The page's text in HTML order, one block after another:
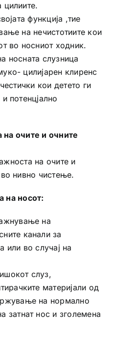
цилиите.
функција ,тие
на нечистотиите кои
во носниот ходник.
носната слузница
цилијарен клиренс
кои детето ги
потенцјално
очите и очните
на очите и
нивно чистење.
на носот:
на
канали за
или во случај на
слуз,
материјали од
на нормално
затнат нос и зголемена